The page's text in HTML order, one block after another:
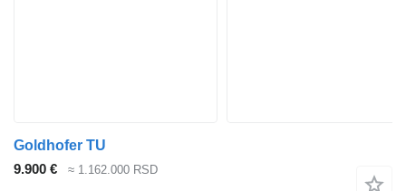
Goldhofer TU
9.900 €
≈ 1.162.000 RSD